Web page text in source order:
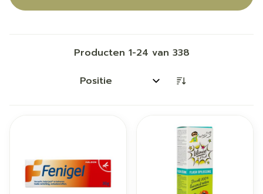
Producten 1-24 van 338
Sorteer op: